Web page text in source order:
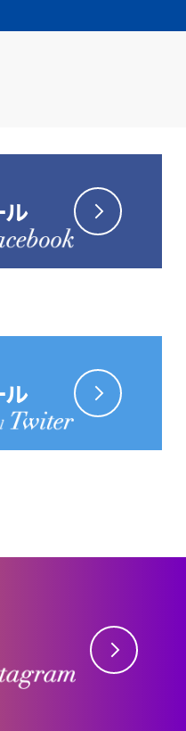
ル
ル